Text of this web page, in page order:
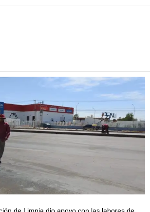
de Limpia dio apoyo con las labores de